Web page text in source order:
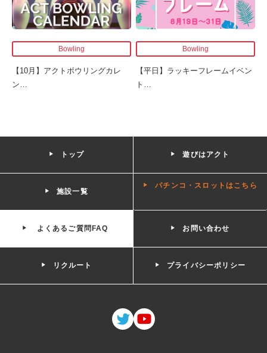
Bowling
【10月】アクトボウリングカレ
ン
Bowling
【平日】ラッキーフレームイベン
ト
トップ 遊びはアクト
施設一覧
パチンコ・スロットはこちら
よくあるご質問FAQ お問い合わせ
リクルート プライバシーポリシー